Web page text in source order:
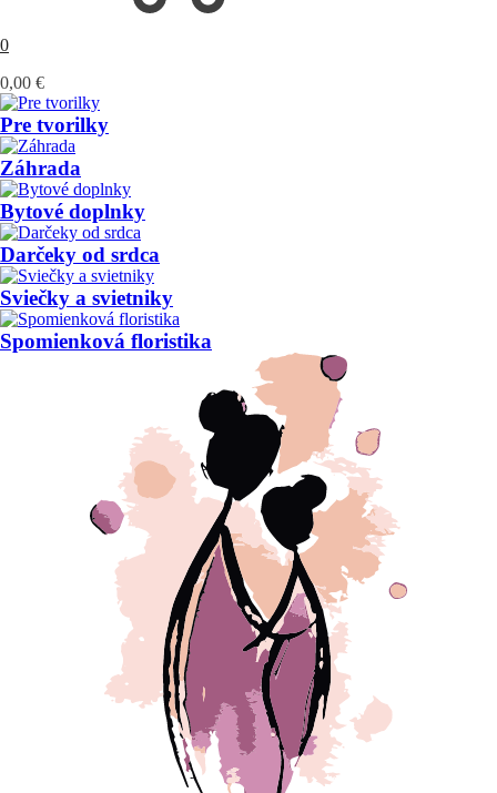
0
0,00 €
Pre tvorilky
Záhrada
Bytové doplnky
Darčeky od srdca
Sviečky a svietniky
Spomienková floristika